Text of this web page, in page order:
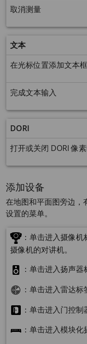
取消测量
文本
在光标位置添加文本框
完成文本输入
DORI
打开或关闭 DORI 像
添加设备
在地图和平面图旁边，
设置的菜单。
：单击进入摄像
摄像机的对讲机。
：单击进入扬声器
：单击进入雷达标
：单击进入门控制
：单击进入模块化